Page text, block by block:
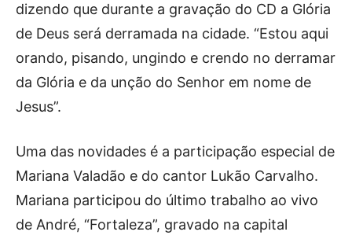
dizendo que durante a gravação do CD a Glória
de Deus será derramada na cidade. “Estou aqui
orando, pisando, ungindo e crendo no derramar
da Glória e da unção do Senhor em nome de
Jesus”.
Uma das novidades é a participação especial de
Mariana Valadão e do cantor Lukão Carvalho.
Mariana participou do último trabalho ao vivo
de André, “Fortaleza”, gravado na capital